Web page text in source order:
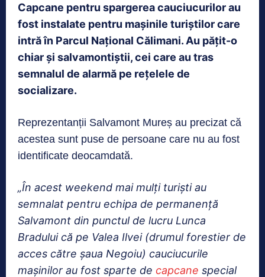
Capcane pentru spargerea cauciucurilor au
fost instalate pentru mașinile turiștilor care
intră în Parcul Național Călimani. Au pățit-o
chiar și salvamontiștii, cei care au tras
semnalul de alarmă pe rețelele de
socializare.
Reprezentanții Salvamont Mureș au precizat că
acestea sunt puse de persoane care nu au fost
identificate deocamdată.
„În acest weekend mai mulţi turişti au
semnalat pentru echipa de permanenţă
Salvamont din punctul de lucru Lunca
Bradului că pe Valea Ilvei (drumul forestier de
acces către şaua Negoiu) cauciucurile
maşinilor au fost sparte de capcane special